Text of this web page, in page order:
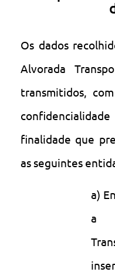
Os dados
Alvorada
transmitidos,
finalidade que
as seguintes
a)
a